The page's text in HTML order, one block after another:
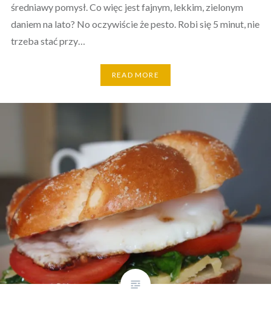
średniawy pomysł. Co więc jest fajnym, lekkim, zielonym
daniem na lato? No oczywiście że pesto. Robi się 5 minut, nie
trzeba stać przy…
READ MORE